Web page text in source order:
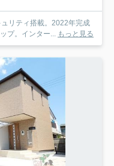
リティ搭載。2022年完成
プ。インター... もっと見る